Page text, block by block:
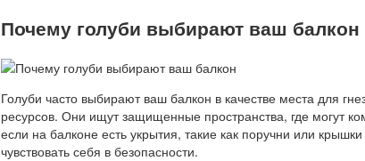
Почему голуби выбирают ваш балкон
Голуби часто выбирают ваш балкон в качестве места для
ресурсов. Они ищут защищенные пространства, где могут
если на балконе есть укрытия, такие как поручни или
чувствовать себя в безопасности.